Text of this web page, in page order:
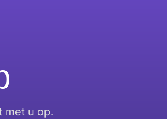
met u op.